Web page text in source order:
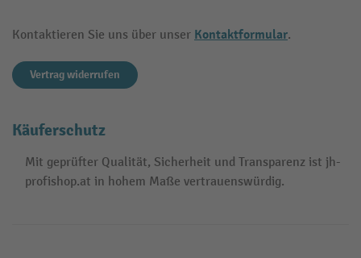
Kontaktieren Sie uns über unser Kontaktformular.
Vertrag widerrufen
Käuferschutz
Mit geprüfter Qualität, Sicherheit und Transparenz ist jh-
profishop.at in hohem Maße vertrauenswürdig.